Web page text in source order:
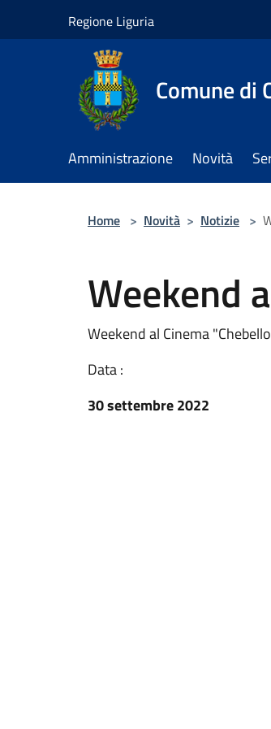
Regione Liguria
Comune di
Amministrazione Novità
Home > Novità > Notizie >
Weekend
Weekend al Cinema
Data :
30 settembre 2022